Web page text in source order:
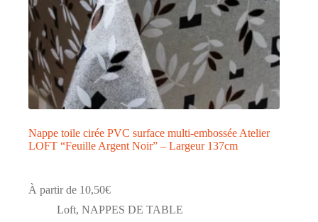
Nappe toile cirée PVC surface multi-embossée Atelier
LOFT “Feuille Argent Noir” – Largeur 137cm
À partir de 10,50€
Loft, NAPPES DE TABLE